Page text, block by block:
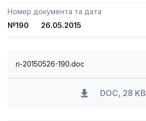
Номер документа та дата
№190 26.05.2015
ri-20150526-190.doc
DOC, 28 KB